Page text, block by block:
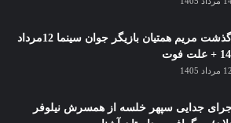
درگذشت مریم همتیان بازیگر جوان سینما 12مرداد
فوت
12 مرداد 1405
جدایی سپهر خلسه از همسرش نیلوفر